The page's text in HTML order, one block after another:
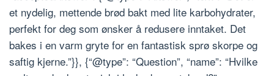
et nydelig, mettende brød bakt med lite karbohydrater,
perfekt for deg som ønsker å redusere inntaket. Det
bakes i en varm gryte for en fantastisk sprø skorpe og
saftig kjerne.”}}, {“@type”: “Question”, “name”: “Hvilke